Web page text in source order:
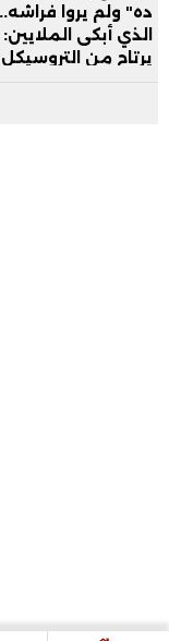
ده" ولم يروا
الذي أبكى
يرتاح من